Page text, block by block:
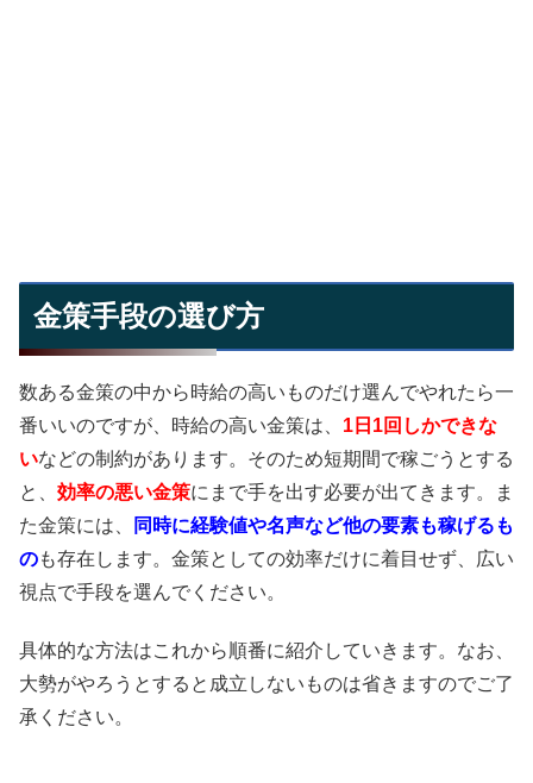
金策手段の選び方
数ある金策の中から時給の高いものだけ選んでやれたら一
番いいのですが、時給の高い金策は、 1日1回しかできな
いなどの制約があります。そのため短期間で稼ごうとする
と、 効率の悪い金策にまで手を出す必要が出てきます。ま
た金策には、
同時に経験値や名声など他の要素も稼げるも
のも存在します。金策としての効率だけに着目せず、広い
視点で手段を選んでください。
具体的な方法はこれから順番に紹介していきます。なお、
大勢がやろうとすると成立しないものは省きますのでご了
承ください。